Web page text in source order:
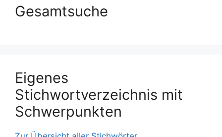
Gesamtsuche
Eigenes
Stichwortverzeichnis mit
Schwerpunkten